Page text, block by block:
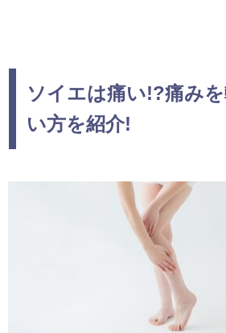
ソイエは痛い!?痛み
い方を紹介!